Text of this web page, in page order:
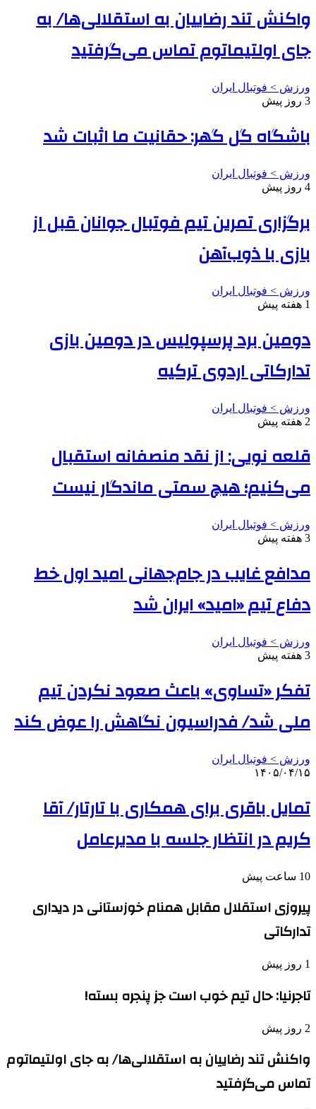
واکنش تند رضاییان به استقلالی‌ها/ به
جای اولتیماتوم تماس می‌گرفتید
ورزش > فوتبال ایران
3 روز پیش
باشگاه گل گهر: حقانیت ما اثبات شد
ورزش > فوتبال ایران
4 روز پیش
برگزاری تمرین تیم فوتبال جوانان قبل از
بازی با ذوب‌آهن
ورزش > فوتبال ایران
1 هفته پیش
دومین برد پرسپولیس در دومین بازی
تدارکاتی اردوی ترکیه
ورزش > فوتبال ایران
2 هفته پیش
قلعه نویی: از نقد منصفانه استقبال
می‌کنیم؛ هیچ سمتی ماندگار نیست
ورزش > فوتبال ایران
3 هفته پیش
مدافع غایب در جام‌جهانی امید اول خط
دفاع تیم «امید» ایران شد
ورزش > فوتبال ایران
3 هفته پیش
تفکر «تساوی» باعث صعود نکردن تیم
ملی شد/ فدراسیون نگاهش را عوض کند
ورزش > فوتبال ایران
۱۴۰۵/۰۴/۱۵
تمایل باقری برای همکاری با تارتار/ آقا
کریم در انتظار جلسه با مدیرعامل
10 ساعت پیش
پیروزی استقلال مقابل همنام خوزستانی در دیداری
تدارکاتی
1 روز پیش
تاجرنیا: حال تیم خوب است جز پنجره بسته!
2 روز پیش
واکنش تند رضاییان به استقلالی‌ها/ به جای اولتیماتوم
تماس می‌گرفتید